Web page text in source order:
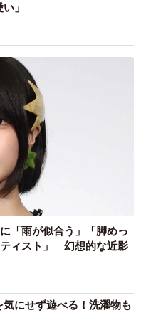
」
「雨が似合う」「脚めっ
ティスト」 幻想的な近影
気にせず遊べる！洗濯物も